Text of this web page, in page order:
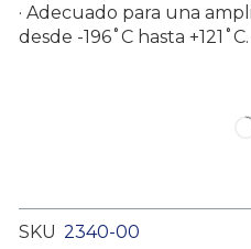
· Adecuado para una
desde -196˚C hasta +121˚C.
SKU 2340-00